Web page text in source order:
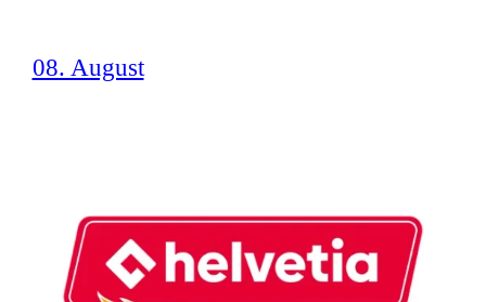
08. August